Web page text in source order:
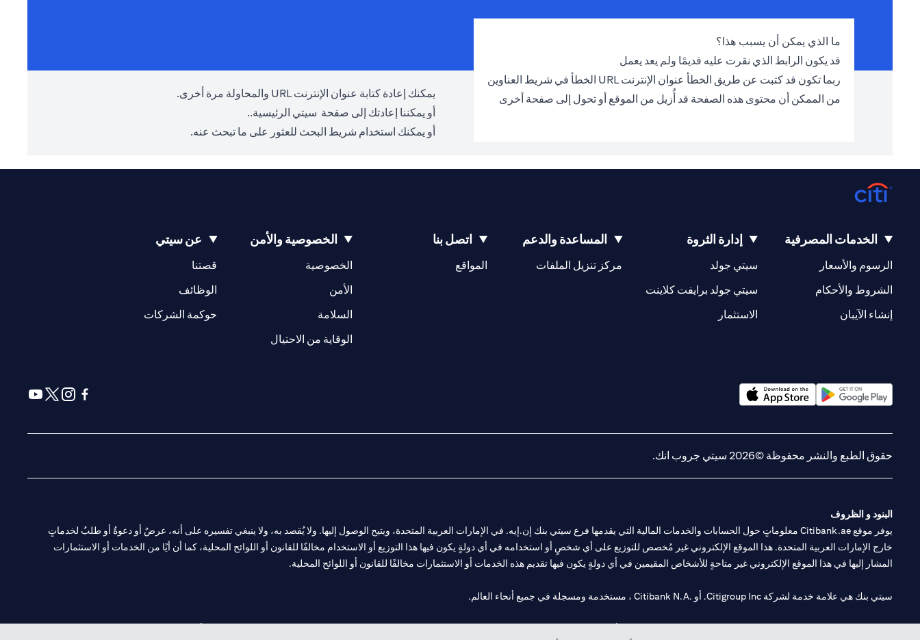
ما الذي يمكن أن يسبب هذا؟
قد يكون الرابط الذي نقرت عليه قديمًا ولم يعد يعمل
ربما تكون قد كتبت عن طريق الخطأ عنوان الإنترنت URL الخطأ في شريط العناوين
من الممكن أن محتوى هذه الصفحة قد أُزيل من الموقع أو تحول إلى صفحة أخرى
يمكنك إعادة كتابة عنوان الإنترنت URL والمحاولة مرة أخرى.
أو يمكننا إعادتك إلى صفحة سيتي الرئيسية..
أو يمكنك استخدام شريط البحث للعثور على ما تبحث عنه.
الخدمات المصرفية
الرسوم والأسعار
الشروط والأحكام
إنشاء الآيبان
إدارة الثروة
سيتي جولد
سيتي جولد برايفت كلاينت
الاستثمار
المساعدة والدعم
مركز تنزيل الملفات
اتصل بنا
المواقع
(opens in a new tab)
الخصوصية والأمن
الخصوصية
الأمن
السلامة
الوقاية من الاحتيال
عن سيتي
قصتنا
(opens in a new tab)
الوظائف
(opens in a new tab)
حوكمة الشركات
(opens in a new tab)
حقوق الطبع والنشر محفوظة ©2026 سيتي جروب انك.
البنود و الظروف
يوفر موقع Citibank.ae معلوماتٍ حول الحسابات والخدمات المالية التي يقدمها فرع سيتي بنك إن.إيه. في الإمارات العربية المتحدة، ويتيح الوصول إليها. ولا يُقصد به، ولا ينبغي تفسيره على أنه، عرضٌ أو دعوةٌ أو طلبٌ لخدماتٍ
خارج الإمارات العربية المتحدة. هذا الموقع الإلكتروني غير مُخصص للتوزيع على أي شخصٍ أو استخدامه في أي دولةٍ يكون فيها هذا التوزيع أو الاستخدام مخالفًا للقانون أو اللوائح المحلية، كما أن أيًا من الخدمات أو الاستثمارات
المشار إليها في هذا الموقع الإلكتروني غير متاحةٍ للأشخاص المقيمين في أي دولةٍ يكون فيها تقديم هذه الخدمات أو الاستثمارات مخالفًا للقانون أو اللوائح المحلية.
سيتي بنك هي علامة خدمة لشركة Citigroup Inc. أو .Citibank N.A ، مستخدمة ومسجلة في جميع أنحاء العالم.